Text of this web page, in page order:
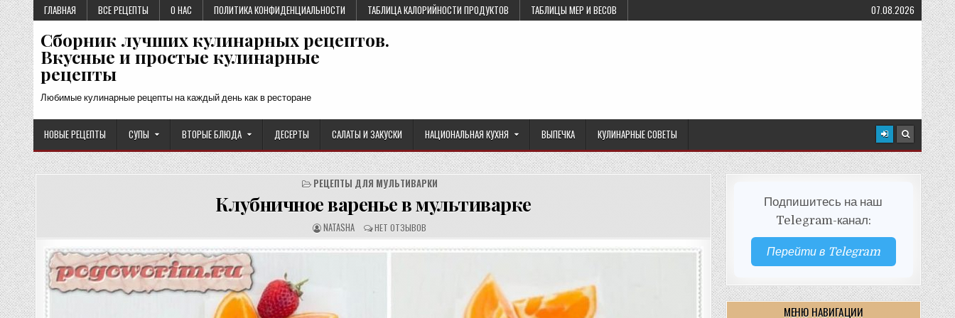
Перейти
к
содержимому
ГЛАВНАЯ ВСЕ РЕЦЕПТЫ О НАС ПОЛИТИКА КОНФИДЕНЦИАЛЬНОСТИ ТАБЛИЦА КАЛОРИЙНОСТИ ПРОДУКТОВ ТАБЛИЦЫ МЕР И ВЕСОВ 07.08.2026
Сборник лучших кулинарных рецептов.
Вкусные и простые кулинарные
рецепты
Любимые кулинарные рецепты на каждый день как в ресторане
НОВЫЕ РЕЦЕПТЫ СУПЫ ВТОРЫЕ БЛЮДА ДЕСЕРТЫ САЛАТЫ И ЗАКУСКИ НАЦИОНАЛЬНАЯ КУХНЯ ВЫПЕЧКА КУЛИНАРНЫЕ СОВЕТЫ
РЕЦЕПТЫ ДЛЯ МУЛЬТИВАРКИ
Клубничное варенье в мультиварке
А
В
Т
О
Т
NATASHA О
Т
З
Ы
НЕТ ОТЗЫВОВ
Подпишитесь на наш
Telegram-канал:
Перейти в Telegram
МЕНЮ НАВИГАЦИИ